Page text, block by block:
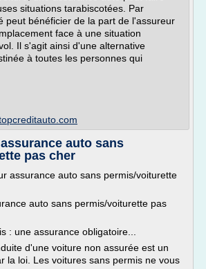
situations tarabiscotées. Par
peut bénéficier de la part de l'assureur
face à une situation
Il s'agit ainsi d'une alternative
à toutes les personnes qui
auto sans
pas cher
assurance auto sans permis/voiturette
auto sans permis/voiturette pas
: une assurance obligatoire...
d'une voiture non assurée est un
la loi. Les voitures sans permis ne vous